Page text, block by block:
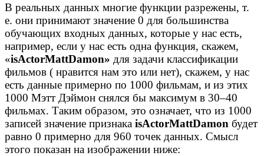
В реальных данных многие функции разрежены, т.
е. они принимают значение 0 для большинства
обучающих входных данных, которые у нас есть,
например, если у нас есть одна функция, скажем,
«isActorMattDamon» для задачи классификации
фильмов ( нравится нам это или нет), скажем, у нас
есть данные примерно по 1000 фильмам, и из этих
1000 Мэтт Дэймон снялся бы максимум в 30–40
фильмах. Таким образом, это означает, что из 1000
записей значение признака isActorMattDamon будет
равно 0 примерно для 960 точек данных. Смысл
этого показан на изображении ниже: